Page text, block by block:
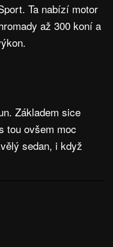
Ta nabízí motor
až 300 koní a
Základem sice
tou ovšem moc
sedan, i když